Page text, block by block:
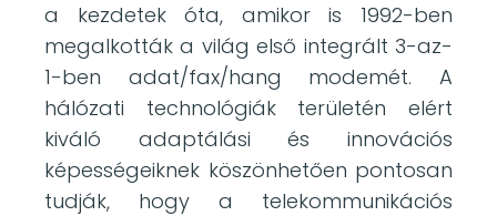
a kezdetek óta, amikor is 1992-ben
megalkották a világ első integrált 3-az-
1-ben adat/fax/hang modemét. A
hálózati technológiák területén elért
kiváló adaptálási és innovációs
képességeiknek köszönhetően pontosan
tudják, hogy a telekommunikációs